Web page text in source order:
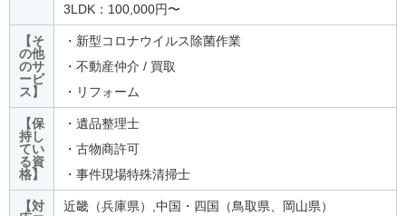
3LDK：100,000円〜
【そ
の他
のサ
ービ
ス】
・新型コロナウイルス除菌作業
・不動産仲介 / 買取
・リフォーム
【保
持し
てい
る資
格】
・遺品整理士
・古物商許可
・事件現場特殊清掃士
【対
近畿（兵庫県）,中国・四国（鳥取県、岡山県）